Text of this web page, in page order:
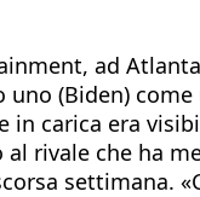
ad
(Biden)
carica era
rivale che ha
settimana.